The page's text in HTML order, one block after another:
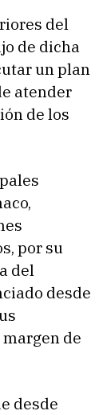
del
de dicha
un plan
atender
de los
por su
del
desde
de
desde